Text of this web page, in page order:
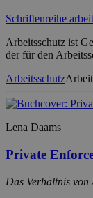
Schriftenreihe
Arbeitsschutz ist
der für den
Arbeitsschutz
Lena Daams
Private
Das Verhältnis